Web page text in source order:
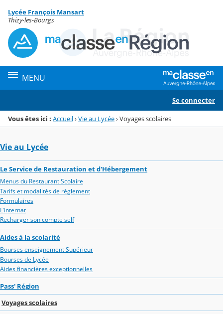
Menu de la rubrique
Contenu
Lycée François Mansart
Thizy-les-Bourgs
MENU
Se connecter
Vous êtes ici : Accueil›Vie au Lycée›Voyages scolaires
Vie au Lycée
Le Service de Restauration et d'Hébergement
Menus du Restaurant Scolaire
Tarifs et modalités de règlement
Formulaires
L'internat
Recharger son compte self
Aides à la scolarité
Bourses enseignement Supérieur
Bourses de Lycée
Aides financières exceptionnelles
Pass' Région
Voyages scolaires